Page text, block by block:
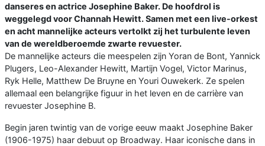
danseres en actrice Josephine Baker. De hoofdrol is
weggelegd voor Channah Hewitt. Samen met een live-orkest
en acht mannelijke acteurs vertolkt zij het turbulente leven
van de wereldberoemde zwarte revuester.
De mannelijke acteurs die meespelen zijn Yoran de Bont, Yannick
Plugers, Leo-Alexander Hewitt, Martijn Vogel, Victor Marinus,
Ryk Helle, Matthew De Bruyne en Youri Ouwekerk. Ze spelen
allemaal een belangrijke figuur in het leven en de carrière van
revuester Josephine B.
Begin jaren twintig van de vorige eeuw maakt Josephine Baker
(1906-1975) haar debuut op Broadway. Haar iconische dans in